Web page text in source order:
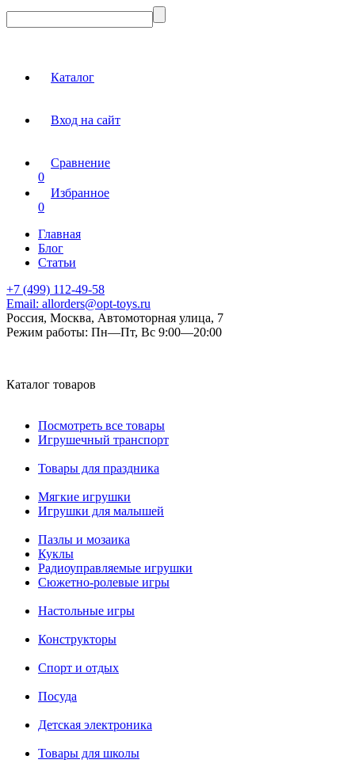
Каталог
Вход на сайт
Сравнение
0
Избранное
0
Главная
Блог
Статьи
+7 (499) 112-49-58
Email: allorders@opt-toys.ru
Россия, Москва, Автомоторная улица, 7
Режим работы: Пн—Пт, Вс 9:00—20:00
Каталог товаров
Посмотреть все товары
Игрушечный транспорт
Товары для праздника
Мягкие игрушки
Игрушки для малышей
Пазлы и мозаика
Куклы
Радиоуправляемые игрушки
Сюжетно-ролевые игры
Настольные игры
Конструкторы
Спорт и отдых
Посуда
Детская электроника
Товары для школы